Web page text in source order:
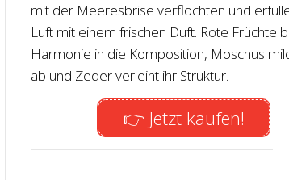
mit der Meeresbrise verflochten und
Luft mit einem frischen Duft. Rote Früchte
Harmonie in die Komposition, Moschus
ab und Zeder verleiht ihr Struktur.
👉 Jetzt kaufen!